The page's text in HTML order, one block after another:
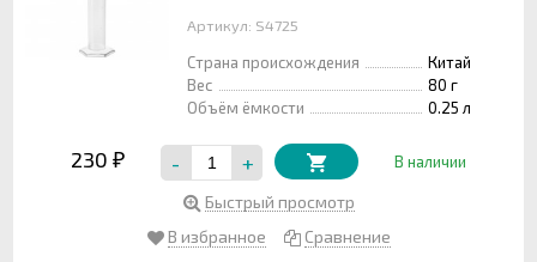
Артикул: S4725
Страна происхождения
Китай
Вес
80 г
Объём ёмкости
0.25 л
230 ₽ - + В наличии
Быстрый просмотр
В избранное
Сравнение